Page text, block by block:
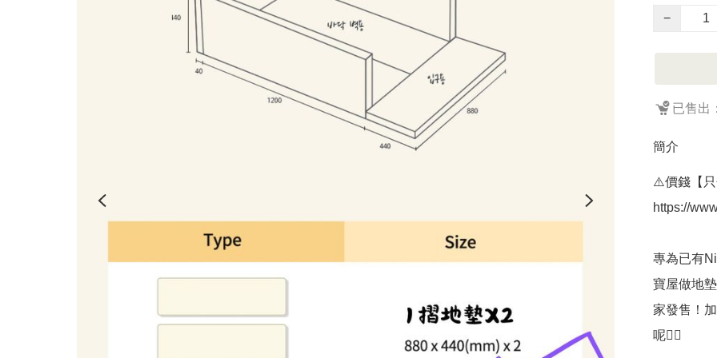
−
已售出
簡介
⚠️價錢【
https://
專為已有
寶屋做地
家發售！
呢👍🏻